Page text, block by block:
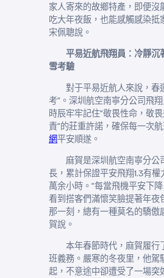
家人寄來的故鄉特產，即便沒
吃大年夜飯，也能感觸感染抵
宋佩聰說。
平易近航飛翔員：冷靜沉
雪考驗
對于平易近航人來說，春
考”。深圳航空南寧分公司飛
時辰牢牢記住“敬畏性命，敬
責”的莊重許諾，確保每一次
網平安順遂。
麻賀是深圳航空南寧分公
長，累計保證平安飛翔1.3有權
萬余小時。“每當飛機平安下
看到搭客們滿懷笑臉提著年夜
那一刻，總有一種莫名的驕傲
賀說。
本年春節時代，麻賀履行
班義務。嚴寒的冬夜里，他駕
起，不意途中卻遭受了一場突